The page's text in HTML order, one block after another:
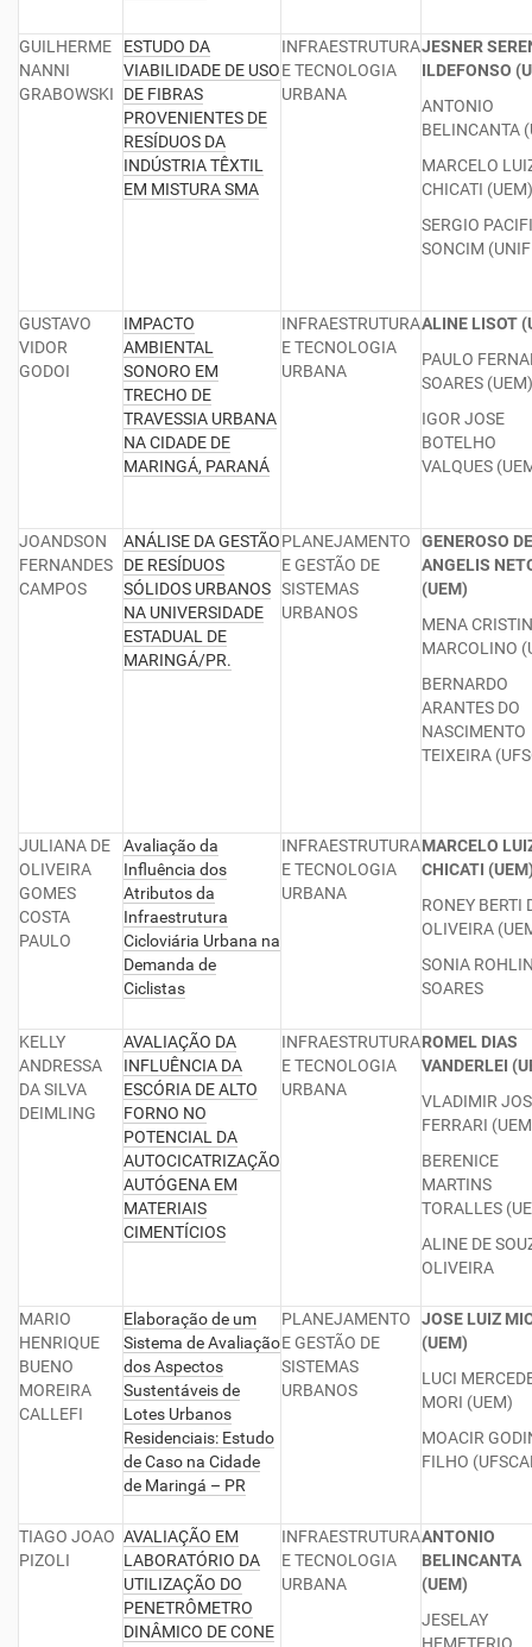
GUILHERME
NANNI
GRABOWSKI
ESTUDO DA
VIABILIDADE DE USO
DE FIBRAS
PROVENIENTES DE
RESÍDUOS DA
INDÚSTRIA TÊXTIL
EM MISTURA SMA
INFRAESTRUTURA
E TECNOLOGIA
URBANA
JESNER
ILDEFONSO
ANTONIO
BELINCANTA
MARCELO
CHICATI (UEM)
SERGIO
SONCIM
GUSTAVO
VIDOR
GODOI
IMPACTO
AMBIENTAL
SONORO EM
TRECHO DE
TRAVESSIA URBANA
NA CIDADE DE
MARINGÁ, PARANÁ
INFRAESTRUTURA
E TECNOLOGIA
URBANA
ALINE LISOT
PAULO
SOARES (UEM)
IGOR JOSE
BOTELHO
VALQUES
JOANDSON
FERNANDES
CAMPOS
ANÁLISE DA GESTÃO
DE RESÍDUOS
SÓLIDOS URBANOS
NA UNIVERSIDADE
ESTADUAL DE
MARINGÁ/PR.
PLANEJAMENTO
E GESTÃO DE
SISTEMAS
URBANOS
GENEROSO DE
ANGELIS
(UEM)
MENA
MARCOLINO
BERNARDO
ARANTES DO
NASCIMENTO
TEIXEIRA
JULIANA DE
OLIVEIRA
GOMES
COSTA
PAULO
Avaliação da
Influência dos
Atributos da
Infraestrutura
Cicloviária Urbana na
Demanda de
Ciclistas
INFRAESTRUTURA
E TECNOLOGIA
URBANA
MARCELO
CHICATI
RONEY BERTI
OLIVEIRA
SONIA
SOARES
KELLY
ANDRESSA
DA SILVA
DEIMLING
AVALIAÇÃO DA
INFLUÊNCIA DA
ESCÓRIA DE ALTO
FORNO NO
POTENCIAL DA
AUTOCICATRIZAÇÃO
AUTÓGENA EM
MATERIAIS
CIMENTÍCIOS
INFRAESTRUTURA
E TECNOLOGIA
URBANA
ROMEL DIAS
VANDERLEI
VLADIMIR
FERRARI
BERENICE
MARTINS
TORALLES
ALINE DE
OLIVEIRA
MARIO
HENRIQUE
BUENO
MOREIRA
CALLEFI
Elaboração de um
Sistema de Avaliação
dos Aspectos
Sustentáveis de
Lotes Urbanos
Residenciais: Estudo
de Caso na Cidade
de Maringá – PR
PLANEJAMENTO
E GESTÃO DE
SISTEMAS
URBANOS
JOSE LUIZ
(UEM)
LUCI
MORI (UEM)
MOACIR
FILHO
TIAGO JOAO
PIZOLI
AVALIAÇÃO EM
LABORATÓRIO DA
UTILIZAÇÃO DO
PENETRÔMETRO
DINÂMICO DE CONE
INFRAESTRUTURA
E TECNOLOGIA
URBANA
ANTONIO
BELINCANTA
(UEM)
JESELAY